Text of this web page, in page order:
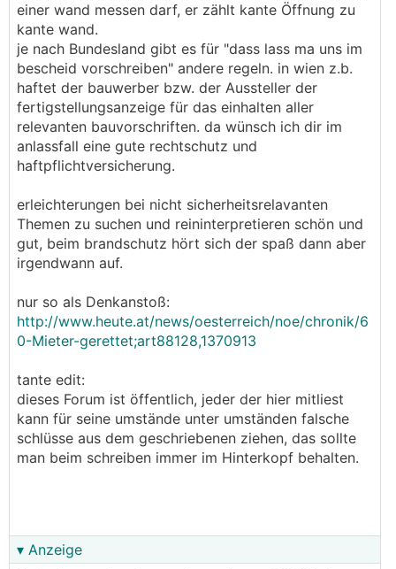
einer wand messen darf, er zählt kante Öffnung zu
kante wand.
je nach Bundesland gibt es für "dass lass ma uns im
bescheid vorschreiben" andere regeln. in wien z.b.
haftet der bauwerber bzw. der Aussteller der
fertigstellungsanzeige für das einhalten aller
relevanten bauvorschriften. da wünsch ich dir im
anlassfall eine gute rechtschutz und
haftpflichtversicherung.
erleichterungen bei nicht sicherheitsrelavanten
Themen zu suchen und reininterpretieren schön und
gut, beim brandschutz hört sich der spaß dann aber
irgendwann auf.
nur so als Denkanstoß:
http://www.heute.at/news/oesterreich/noe/chronik/6
0-Mieter-gerettet;art88128,1370913
tante edit:
dieses Forum ist öffentlich, jeder der hier mitliest
kann für seine umstände unter umständen falsche
schlüsse aus dem geschriebenen ziehen, das sollte
man beim schreiben immer im Hinterkopf behalten.
▾ Anzeige